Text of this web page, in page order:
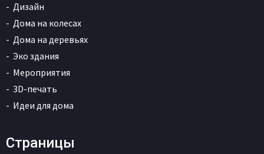
Дизайн
Дома на колесах
Дома на деревьях
Эко здания
Мероприятия
3D-печать
Идеи для дома
Страницы